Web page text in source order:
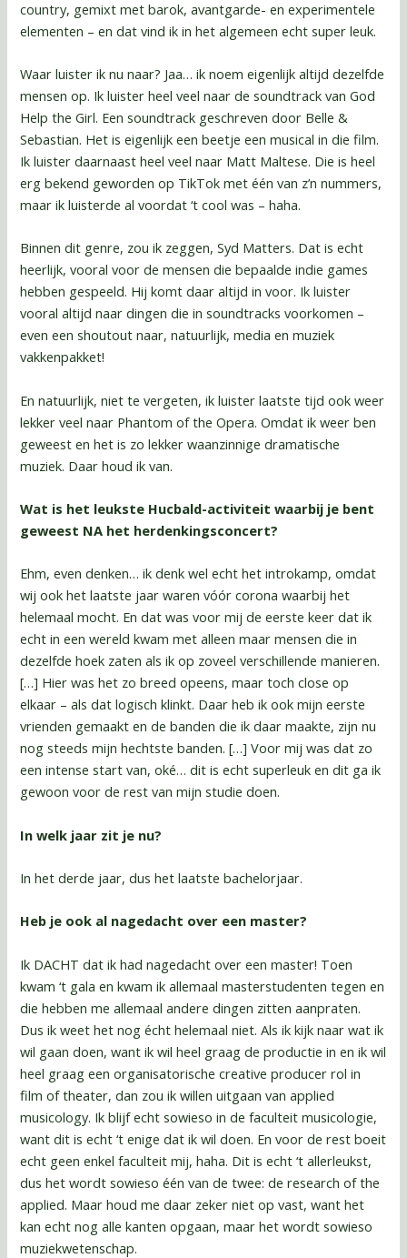
country, gemixt met barok, avantgarde- en experimentele
elementen – en dat vind ik in het algemeen echt super leuk.
Waar luister ik nu naar? Jaa… ik noem eigenlijk altijd dezelfde
mensen op. Ik luister heel veel naar de soundtrack van God
Help the Girl. Een soundtrack geschreven door Belle &
Sebastian. Het is eigenlijk een beetje een musical in die film.
Ik luister daarnaast heel veel naar Matt Maltese. Die is heel
erg bekend geworden op TikTok met één van z’n nummers,
maar ik luisterde al voordat ‘t cool was – haha.
Binnen dit genre, zou ik zeggen, Syd Matters. Dat is echt
heerlijk, vooral voor de mensen die bepaalde indie games
hebben gespeeld. Hij komt daar altijd in voor. Ik luister
vooral altijd naar dingen die in soundtracks voorkomen –
even een shoutout naar, natuurlijk, media en muziek
vakkenpakket!
En natuurlijk, niet te vergeten, ik luister laatste tijd ook weer
lekker veel naar Phantom of the Opera. Omdat ik weer ben
geweest en het is zo lekker waanzinnige dramatische
muziek. Daar houd ik van.
Wat is het leukste Hucbald-activiteit waarbij je bent
geweest NA het herdenkingsconcert?
Ehm, even denken… ik denk wel echt het introkamp, omdat
wij ook het laatste jaar waren vóór corona waarbij het
helemaal mocht. En dat was voor mij de eerste keer dat ik
echt in een wereld kwam met alleen maar mensen die in
dezelfde hoek zaten als ik op zoveel verschillende manieren.
[…] Hier was het zo breed opeens, maar toch close op
elkaar – als dat logisch klinkt. Daar heb ik ook mijn eerste
vrienden gemaakt en de banden die ik daar maakte, zijn nu
nog steeds mijn hechtste banden. […] Voor mij was dat zo
een intense start van, oké… dit is echt superleuk en dit ga ik
gewoon voor de rest van mijn studie doen.
In welk jaar zit je nu?
In het derde jaar, dus het laatste bachelorjaar.
Heb je ook al nagedacht over een master?
Ik DACHT dat ik had nagedacht over een master! Toen
kwam ‘t gala en kwam ik allemaal masterstudenten tegen en
die hebben me allemaal andere dingen zitten aanpraten.
Dus ik weet het nog écht helemaal niet. Als ik kijk naar wat ik
wil gaan doen, want ik wil heel graag de productie in en ik wil
heel graag een organisatorische creative producer rol in
film of theater, dan zou ik willen uitgaan van applied
musicology. Ik blijf echt sowieso in de faculteit musicologie,
want dit is echt ‘t enige dat ik wil doen. En voor de rest boeit
echt geen enkel faculteit mij, haha. Dit is echt ‘t allerleukst,
dus het wordt sowieso één van de twee: de research of the
applied. Maar houd me daar zeker niet op vast, want het
kan echt nog alle kanten opgaan, maar het wordt sowieso
muziekwetenschap.